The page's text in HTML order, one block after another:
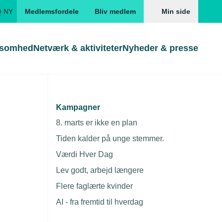
NY Medlemsfordele Bliv medlem Min side
Gå direkte til
Skabeloner og kontrakter
Beregn opsigelsesvarsel
Gå direkte til
Skabeloner
TEKNIQ app
Netværk & aktiviteterNyheder & presse
Kampagner
8. marts er ikke en plan
Tiden kalder på unge stemmer.
Værdi Hver Dag
Lev godt, arbejd længere
Flere faglærte kvinder
AI - fra fremtid til hverdag